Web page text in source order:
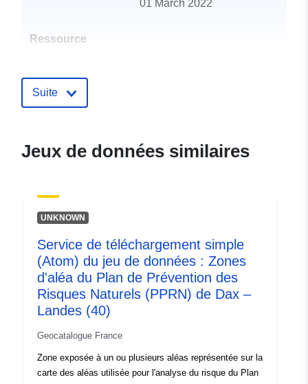
01 March 2022
Ressource
Identificateurs:
db65-4bbc-a23f-
49fc-b74d-220beef6de7d
Type:
Ressource:
http://inspire.ec.europa.eu/
codelist/SpatialDataServiceType/
Suite
Jeux de données similaires
UNKNOWN
Service de téléchargement simple
(Atom) du jeu de données : Zones
d'aléa du Plan de Prévention des
Risques Naturels (PPRN) de Dax –
Landes (40)
Geocatalogue France
Zone exposée à un ou plusieurs aléas représentée sur la
carte des aléas utilisée pour l'analyse du risque du Plan